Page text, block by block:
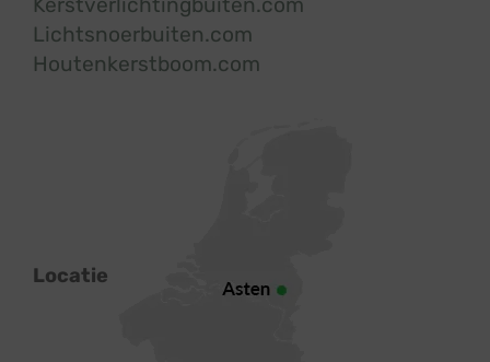
Kerstverlichtingbuiten.com
Lichtsnoerbuiten.com
Houtenkerstboom.com
Locatie